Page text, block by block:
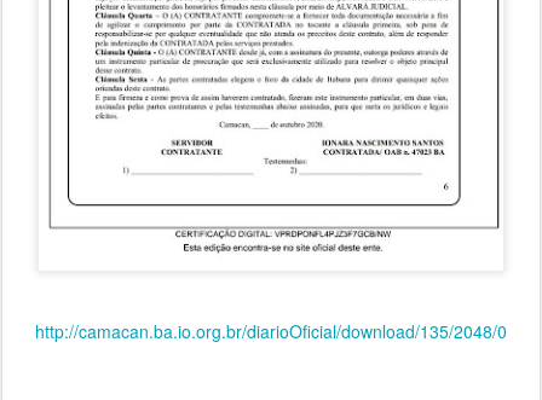
http://camacan.ba.io.org.br/diarioOficial/download/135/2048/0